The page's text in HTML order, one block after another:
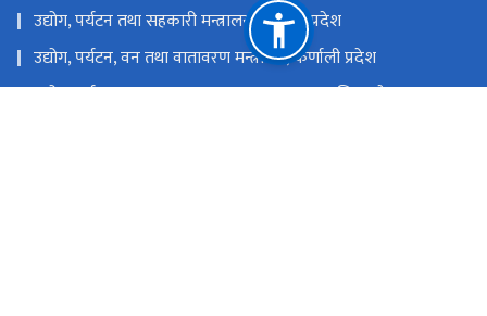
उद्योग, पर्यटन तथा सहकारी मन्त्रालय, लुम्बिनी प्रदेश
उद्योग, पर्यटन, वन तथा वातावरण मन्त्रालय, कर्णाली प्रदेश
उद्योग, पर्यटन, वन तथा वातावरण मन्त्रालय, सुदुर पश्चिम प्रदेश